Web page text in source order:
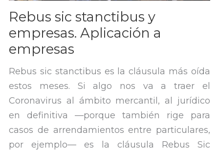
Rebus sic stanctibus y
empresas. Aplicación a
empresas
Rebus sic stanctibus es la cláusula más oída
estos meses. Si algo nos va a traer el
Coronavirus al ámbito mercantil, al jurídico
en definitiva —porque también rige para
casos de arrendamientos entre particulares,
por ejemplo— es la cláusula Rebus Sic